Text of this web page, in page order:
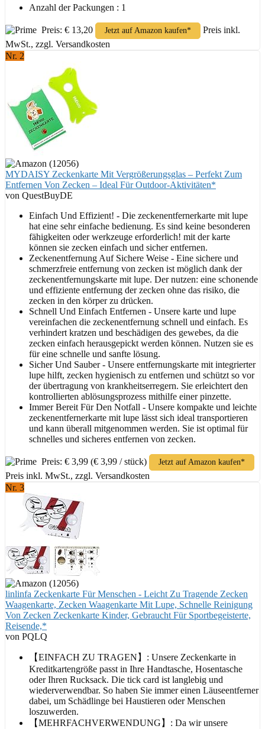
Anzahl der Packungen : 1
Preis: € 13,20 Jetzt auf Amazon kaufen*
Preis inkl.
MwSt., zzgl. Versandkosten
Nr. 2
MYDAISY Zeckenkarte Mit Vergrößerungsglas – Perfekt Zum
Entfernen Von Zecken – Ideal Für Outdoor-Aktivitäten*
von QuestBuyDE
Einfach Und Effizient! - Die zeckenentfernerkarte mit lupe
hat eine sehr einfache bedienung. Es sind keine besonderen
fähigkeiten oder werkzeuge erforderlich! mit der karte
können sie zecken einfach und sicher entfernen.
Zeckenentfernung Auf Sichere Weise - Eine sichere und
schmerzfreie entfernung von zecken ist möglich dank der
zeckenentfernungskarte mit lupe. Der nutzen: eine schonende
und effiziente entfernung der zecken ohne das risiko, die
zecken in den körper zu drücken.
Schnell Und Einfach Entfernen - Unsere karte und lupe
vereinfachen die zeckenentfernung schnell und einfach. Es
verhindert kratzen und beschädigen des gewebes, da die
zecken einfach herausgepickt werden können. Nutzen sie es
für eine schnelle und sanfte lösung.
Sicher Und Sauber - Unsere entfernungskarte mit integrierter
lupe hilft, zecken hygienisch zu entfernen und schützt so vor
der übertragung von krankheitserregern. Sie erleichtert den
kontrollierten ablösungsprozess mithilfe einer pinzette.
Immer Bereit Für Den Notfall - Unsere kompakte und leichte
zeckenentfernerkarte mit lupe lässt sich ideal transportieren
und kann überall mitgenommen werden. Sie ist optimal für
schnelles und sicheres entfernen von zecken.
Preis: € 3,99 (€ 3,99 / stück) Jetzt auf Amazon kaufen*
Preis inkl. MwSt., zzgl. Versandkosten
Nr. 3
linlinfa Zeckenkarte Für Menschen - Leicht Zu Tragende Zecken
Waagenkarte, Zecken Waagenkarte Mit Lupe, Schnelle Reinigung
Von Zecken Zeckenkarte Kinder, Gebraucht Für Sportbegeisterte,
Reisende,*
von PQLQ
【EINFACH ZU TRAGEN】: Unsere Zeckenkarte in
Kreditkartengröße passt in Ihre Handtasche, Hosentasche
oder Ihren Rucksack. Die tick card ist langlebig und
wiederverwendbar. So haben Sie immer einen Läuseentferner
dabei, um Schädlinge bei Haustieren oder Menschen
loszuwerden.
【MEHRFACHVERWENDUNG】: Da wir unsere